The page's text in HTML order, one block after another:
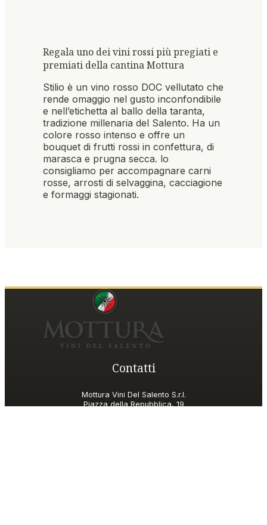
Regala uno dei vini rossi più pregiati e
premiati della cantina Mottura
Stilio è un vino rosso DOC vellutato che
rende omaggio nel gusto inconfondibile
e nell’etichetta al ballo della taranta,
tradizione millenaria del Salento. Ha un
colore rosso intenso e offre un
bouquet di frutti rossi in confettura, di
marasca e prugna secca. lo
consigliamo per accompagnare carni
rosse, arrosti di selvaggina, cacciagione
e formaggi stagionati.
Contatti
Mottura Vini Del Salento S.r.l.
Piazza della Repubblica, 19